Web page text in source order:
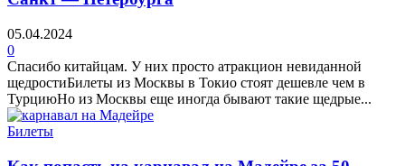
05.04.2024
0
Спасибо китайцам. У них просто атракцион невиданной
щедростиБилеты из Москвы в Токио стоят дешевле чем в
ТурциюНо из Москвы еще иногда бывают такие щедрые...
Билеты